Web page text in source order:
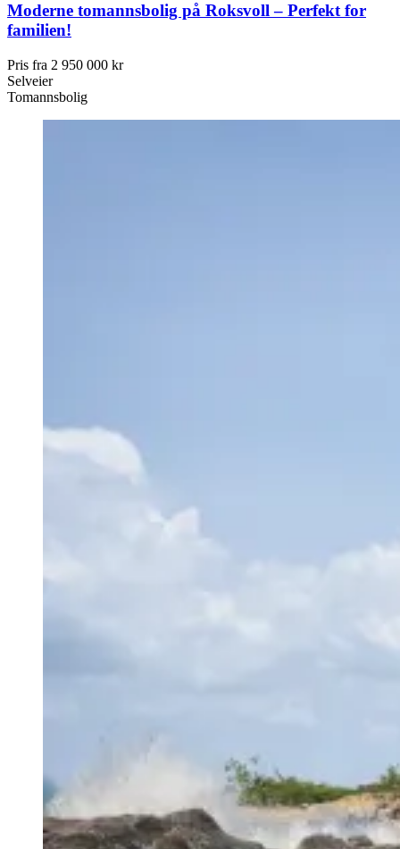
Moderne tomannsbolig på Roksvoll – Perfekt for
familien!
Pris fra 2 950 000 kr
Selveier
Tomannsbolig